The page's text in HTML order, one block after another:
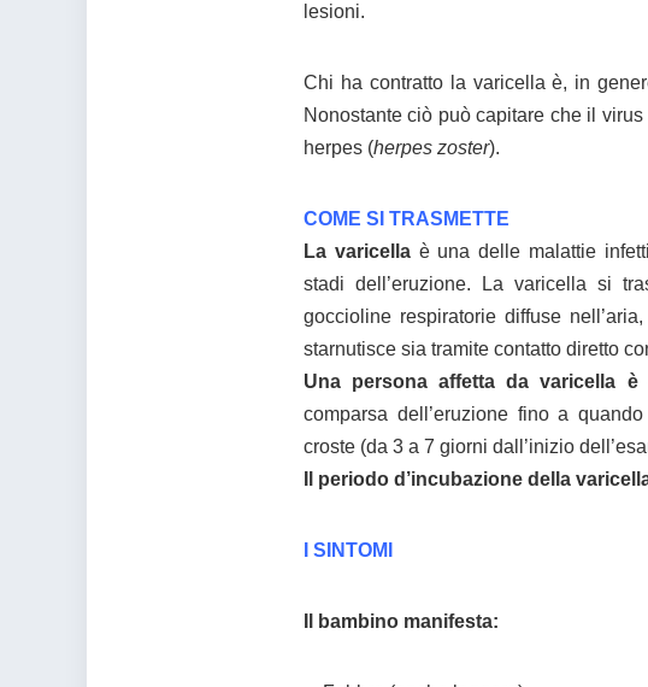
lesioni.
Chi ha contratto la varicella è, in
Nonostante ciò può capitare che il
herpes (herpes zoster).
COME SI TRASMETTE
La varicellaè una delle malattie
stadi dell’eruzione. La varicella si
goccioline respiratorie diffuse
starnutisce sia tramite contatto diretto
Una persona affetta da varicella è
comparsa dell’eruzione fino a
croste (da 3 a 7 giorni dall’inizio
Il periodo d’incubazione della
I SINTOMI
Il bambino manifesta: